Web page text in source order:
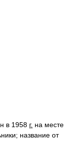
в 1958 г. на месте
название от